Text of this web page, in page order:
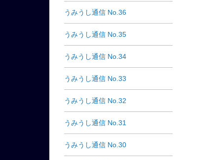
うみうし通信 No.36
うみうし通信 No.35
うみうし通信 No.34
うみうし通信 No.33
うみうし通信 No.32
うみうし通信 No.31
うみうし通信 No.30